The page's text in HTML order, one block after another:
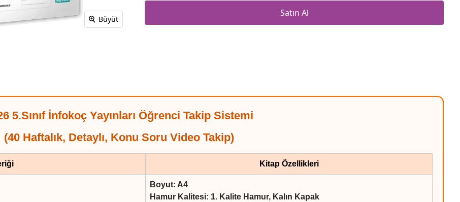
Büyüt
Satın Al
5.Sınıf İnfokoç Yayınları Öğrenci Takip Sistemi
(40 Haftalık, Detaylı, Konu Soru Video Takip)
Kitap Özellikleri
Boyut: A4
Hamur Kalitesi: 1. Kalite Hamur, Kalın Kapak